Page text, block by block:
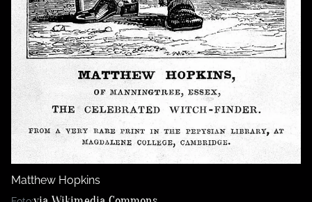
Matthew Hopkins